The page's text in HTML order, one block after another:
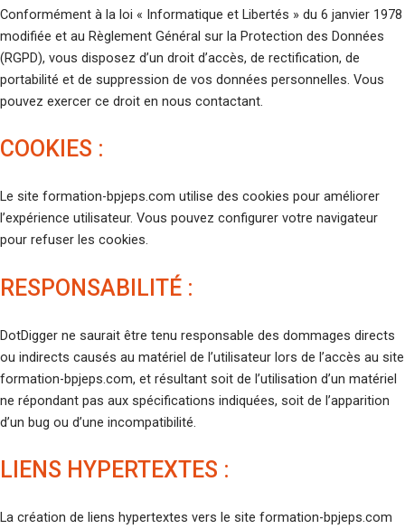
Conformément à la loi « Informatique et Libertés » du 6 janvier 1978
modifiée et au Règlement Général sur la Protection des Données
(RGPD), vous disposez d’un droit d’accès, de rectification, de
portabilité et de suppression de vos données personnelles. Vous
pouvez exercer ce droit en nous contactant.
COOKIES :
Le site formation-bpjeps.com utilise des cookies pour améliorer
l’expérience utilisateur. Vous pouvez configurer votre navigateur
pour refuser les cookies.
RESPONSABILITÉ :
DotDigger ne saurait être tenu responsable des dommages directs
ou indirects causés au matériel de l’utilisateur lors de l’accès au site
formation-bpjeps.com, et résultant soit de l’utilisation d’un matériel
ne répondant pas aux spécifications indiquées, soit de l’apparition
d’un bug ou d’une incompatibilité.
LIENS HYPERTEXTES :
La création de liens hypertextes vers le site formation-bpjeps.com